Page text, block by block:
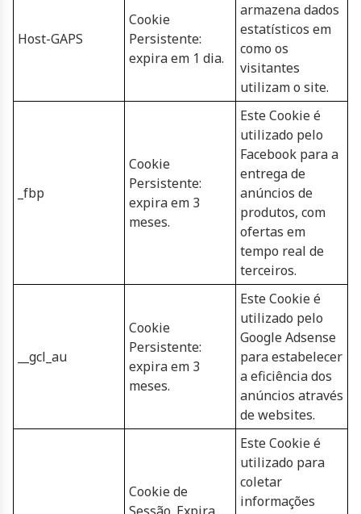
Host-GAPS
Cookie
Persistente:
expira em 1 dia.
armazena dados
estatísticos em
como os
visitantes
utilizam o site.
_fbp
Cookie
Persistente:
expira em 3
meses.
Este Cookie é
utilizado pelo
Facebook para a
entrega de
anúncios de
produtos, com
ofertas em
tempo real de
terceiros.
__gcl_au
Cookie
Persistente:
expira em 3
meses.
Este Cookie é
utilizado pelo
Google Adsense
para estabelecer
a eficiência dos
anúncios através
de websites.
Cookie de
Este Cookie é
utilizado para
coletar
informações